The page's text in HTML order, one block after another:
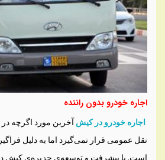
اجاره خودرو بدون راننده
اجاره خودرو در کیش آخرین مورد اگرچه
نقل عمومی قرار نمی‌گیرد اما به دلیل
است. با پیشرفت و توسعه‌ی جزیره‌ی کیش